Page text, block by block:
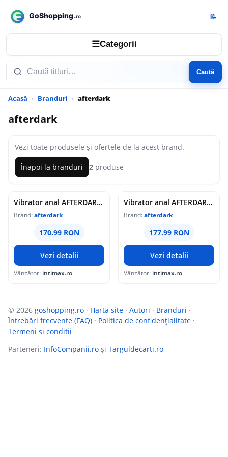
☰Categorii
Caută
📝
Acasă Branduri afterdark
afterdark
Vezi toate produsele și ofertele de la acest brand.
Înapoi la branduri 2 produse
Vibrator anal AFTERDARK Dimpor Vibrating Plug, 10 funcții de vibrație, lungime 7.6 cm, diametru 2.8 cm (mărime S), argintiu
Brand:afterdark
170.99 RON
Vezi detalii
Vânzător: intimax.ro
Vibrator anal AFTERDARK Dimpor Vibrating Plug, 10 funcții de vibrație, lungime 10.2 cm, diametru 4.1 cm (mărime L), argintiu
Brand:afterdark
177.99 RON
Vezi detalii
Vânzător: intimax.ro
© 2026 goshopping.ro · Harta site · Autori · Branduri ·
Întrebări frecvente (FAQ) · Politica de confidențialitate ·
Termeni si conditii
Parteneri: InfoCompanii.ro și Targuldecarti.ro